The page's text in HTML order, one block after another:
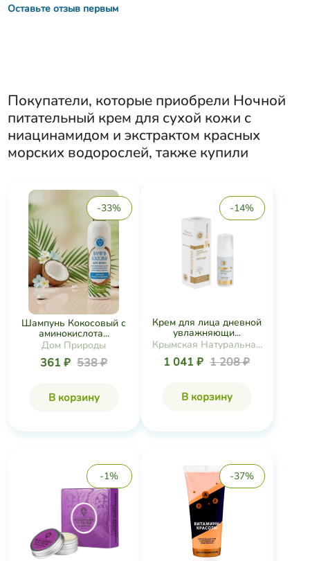
Оставьте отзыв первым
Покупатели, которые приобрели Ночной
питательный крем для сухой кожи с
ниацинамидом и экстрактом красных
морских водорослей, также купили
-33%
Шампунь Кокосовый с
аминокислота...
Дом Природы
361 ₽ 538 ₽
В корзину
-14%
Крем для лица дневной
увлажняющи...
Крымская Натуральная
Коллекция
1 041 ₽ 1 208 ₽
В корзину
-1% -37%